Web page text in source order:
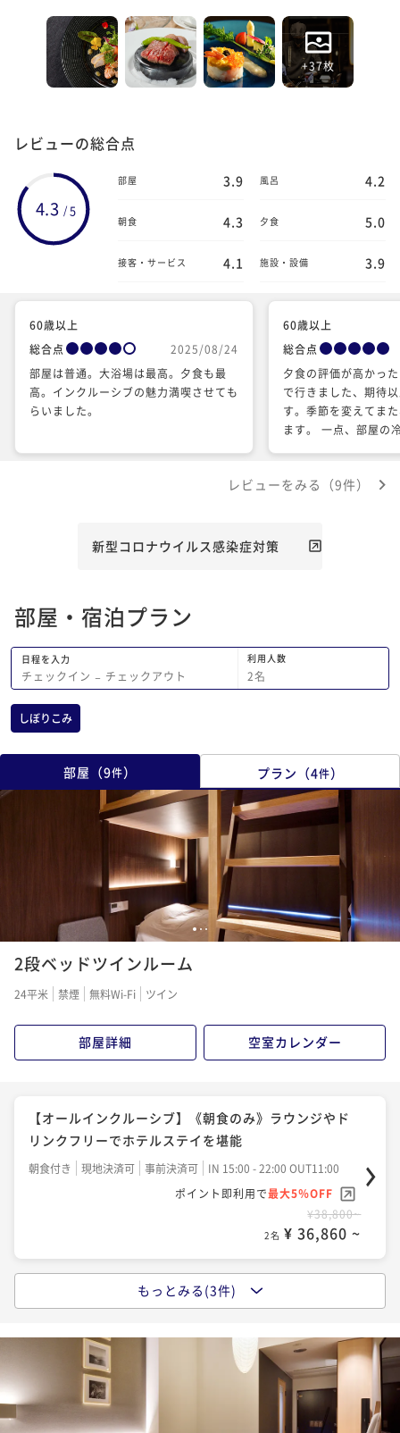
+37枚
レビューの総合点
4.3 / 5
部屋 3.9 風呂 4.2
朝食 4.3 夕食 5.0
接客・サービス 4.1 施設・設備 3.9
60歳以上
総合点
2025/08/24
部屋は普通。大浴場は最高。夕食も最
高。インクルーシブの魅力満喫させても
らいました。
60歳以上
総合点
夕食の評価が高かっ
で行きました、期待
す。季節を変えてま
ます。 一点、部屋の
レビューをみる（9件）
新型コロナウイルス感染症対策
部屋・宿泊プラン
日程を入力
チェックイン − チェックアウト
利用人数
2名
しぼりこみ
部屋 （9件） プラン （4件）
1 23
2段ベッドツインルーム
24平米 禁煙 無料Wi-Fi ツイン
部屋詳細 空室カレンダー
【オールインクルーシブ】《朝食のみ》ラウンジやド
リンクフリーでホテルステイを堪能
朝食付き 現地決済可 事前決済可
IN 15:00 - 22:00 OUT11:00
ポイント即利用で最大5％OFF
¥38,800~
2名 ¥ 36,860 ~
【オールインクルーシブ】《2食付/フレンチ懐石》一
現地決済可
IN 15:00 - 18:30 OUT11:00
ポイント即利用で
最大5％OFF
¥60,600~
¥ 57,570 ~
もっとみる(3件)